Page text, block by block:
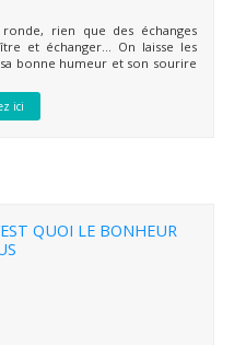
rien que des échanges
et échanger… On laisse les
bonne humeur et son sourire
ici
QUOI LE BONHEUR